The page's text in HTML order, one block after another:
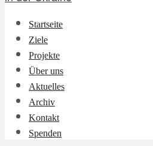
Startseite
Ziele
Projekte
Über uns
Aktuelles
Archiv
Kontakt
Spenden